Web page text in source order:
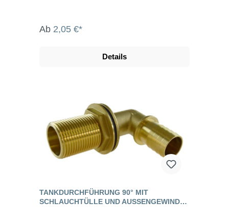
Ab 2,05 €*
Details
TANKDURCHFÜHRUNG 90° MIT
SCHLAUCHTÜLLE UND AUSSENGEWINDE, M